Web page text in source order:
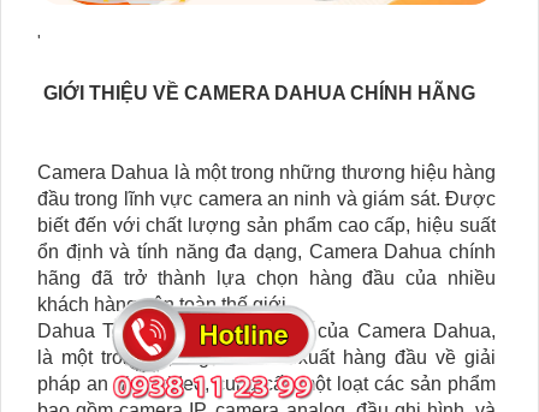
'
GIỚI THIỆU VỀ CAMERA DAHUA CHÍNH HÃNG
Camera Dahua là một trong những thương hiệu hàng
đầu trong lĩnh vực camera an ninh và giám sát. Được
biết đến với chất lượng sản phẩm cao cấp, hiệu suất
ổn định và tính năng đa dạng, Camera Dahua chính
hãng đã trở thành lựa chọn hàng đầu của nhiều
khách hàng trên toàn thế giới.
Dahua Technology, công ty mẹ của Camera Dahua,
là một trong những nhà sản xuất hàng đầu về giải
pháp an ninh video, cung cấp một loạt các sản phẩm